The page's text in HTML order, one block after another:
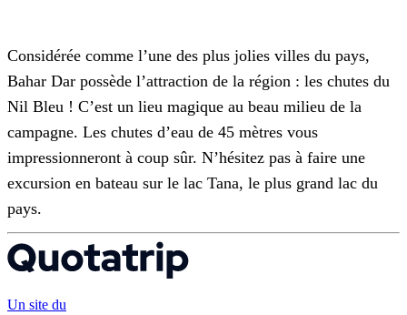
Considérée comme l’une des plus jolies villes du pays,
Bahar Dar possède l’attraction de la région : les chutes du
Nil Bleu ! C’est un lieu magique au beau milieu de la
campagne. Les chutes d’eau de 45 mètres vous
impressionneront à coup sûr. N’hésitez pas à faire une
excursion en bateau sur le lac Tana, le plus grand lac du
pays.
Un site du